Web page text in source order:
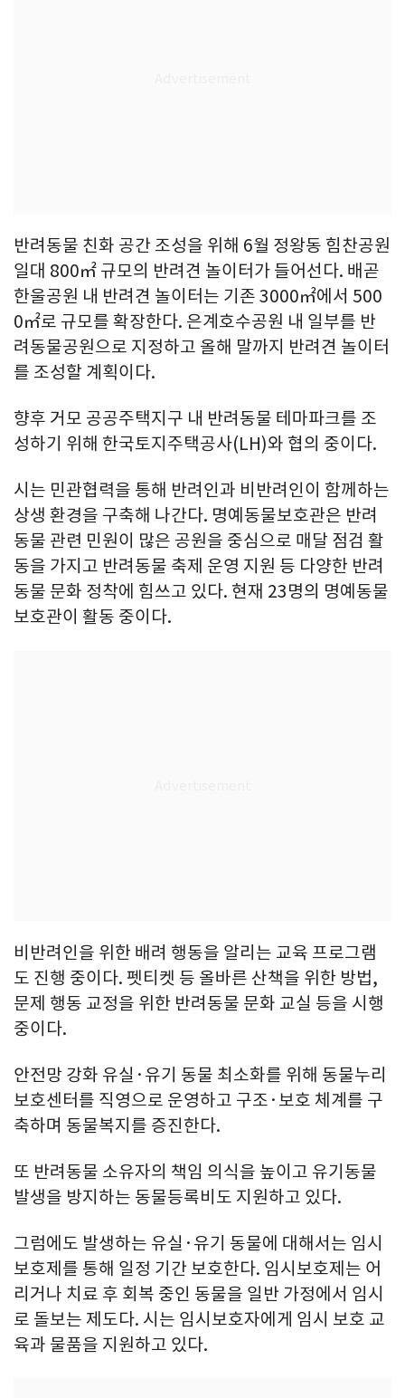
반려동물 친화 공간 조성을 위해 6월 정왕동 힘찬공원
일대 800㎡ 규모의 반려견 놀이터가 들어선다. 배곧
한울공원 내 반려견 놀이터는 기존 3000㎡에서 500
0㎡로 규모를 확장한다. 은계호수공원 내 일부를 반
려동물공원으로 지정하고 올해 말까지 반려견 놀이터
를 조성할 계획이다.
향후 거모 공공주택지구 내 반려동물 테마파크를 조
성하기 위해 한국토지주택공사(LH)와 협의 중이다.
시는 민관협력을 통해 반려인과 비반려인이 함께하는
상생 환경을 구축해 나간다. 명예동물보호관은 반려
동물 관련 민원이 많은 공원을 중심으로 매달 점검 활
동을 가지고 반려동물 축제 운영 지원 등 다양한 반려
동물 문화 정착에 힘쓰고 있다. 현재 23명의 명예동물
보호관이 활동 중이다.
비반려인을 위한 배려 행동을 알리는 교육 프로그램
도 진행 중이다. 펫티켓 등 올바른 산책을 위한 방법,
문제 행동 교정을 위한 반려동물 문화 교실 등을 시행
중이다.
안전망 강화 유실·유기 동물 최소화를 위해 동물누리
보호센터를 직영으로 운영하고 구조·보호 체계를 구
축하며 동물복지를 증진한다.
또 반려동물 소유자의 책임 의식을 높이고 유기동물
발생을 방지하는 동물등록비도 지원하고 있다.
그럼에도 발생하는 유실·유기 동물에 대해서는 임시
보호제를 통해 일정 기간 보호한다. 임시보호제는 어
리거나 치료 후 회복 중인 동물을 일반 가정에서 임시
로 돌보는 제도다. 시는 임시보호자에게 임시 보호 교
육과 물품을 지원하고 있다.